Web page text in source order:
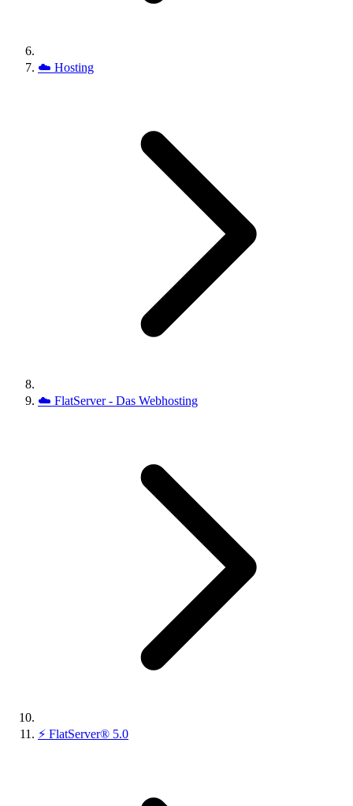
☁️ Hosting
☁️ FlatServer - Das Webhosting
⚡ FlatServer® 5.0